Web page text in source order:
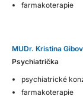
farmakoterapie
MUDr. Kristina
Psychiatrička
psychiatrické
farmakoterapie